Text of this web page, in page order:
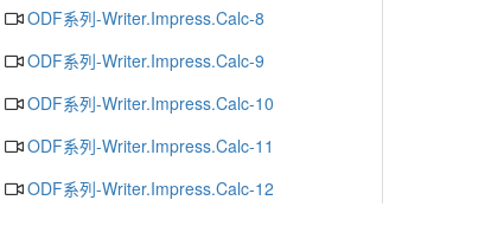
ODF系列-Writer.Impress.Calc-8
ODF系列-Writer.Impress.Calc-9
ODF系列-Writer.Impress.Calc-10
ODF系列-Writer.Impress.Calc-11
ODF系列-Writer.Impress.Calc-12